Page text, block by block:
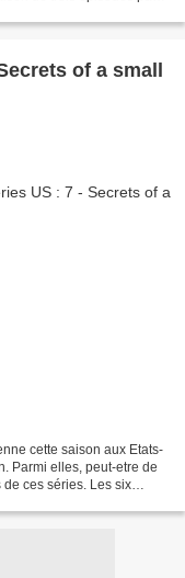
of a small
cette saison aux Etats-
Parmi elles, peut-etre de
ces séries. Les six